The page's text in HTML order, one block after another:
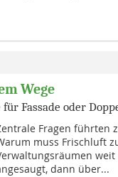
Wege
Fassade oder
Fragen führten
muss Frischluft
dann über...